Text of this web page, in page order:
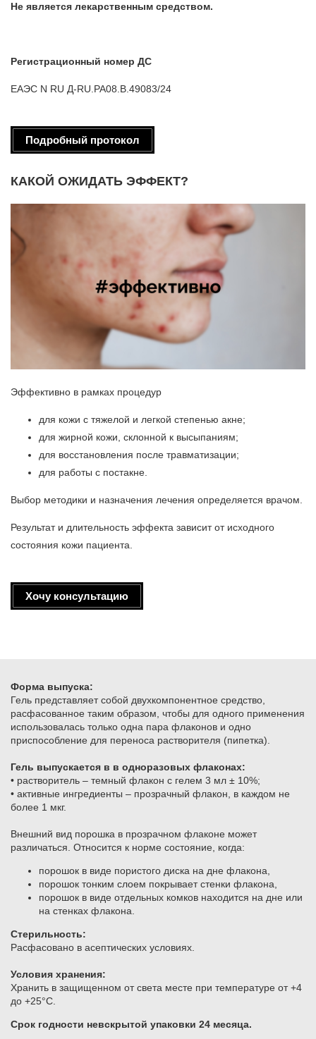
Не является лекарственным средством.
Регистрационный номер ДС
ЕАЭС N RU Д-RU.РА08.В.49083/24
Подробный протокол
КАКОЙ ОЖИДАТЬ ЭФФЕКТ?
Эффективно в рамках процедур
для кожи с тяжелой и легкой степенью акне;
для жирной кожи, склонной к высыпаниям;
для восстановления после травматизации;
для работы с постакне.
Выбор методики и назначения лечения определяется врачом.
Результат и длительность эффекта зависит от исходного
состояния кожи пациента.
Хочу консультацию
Форма выпуска:
​Гель представляет собой двухкомпонентное средство,
расфасованное таким образом, чтобы для одного применения
использовалась только одна пара флаконов и одно
приспособление для переноса растворителя (пипетка).
Гель выпускается в в одноразовых флаконах:
• растворитель – темный флакон с гелем 3 мл ± 10%;
• активные ингредиенты – прозрачный флакон, в каждом не
более 1 мкг.
Внешний вид порошка в прозрачном флаконе может
различаться. Относится к норме состояние, когда:
порошок в виде пористого диска на дне флакона,
порошок тонким слоем покрывает стенки флакона,
порошок в виде отдельных комков находится на дне или
на стенках флакона.
Стерильность:
Расфасовано в асептических условиях.
Условия хранения:
​Хранить в защищенном от света месте при температуре от +4
до +25°С.
Срок годности невскрытой упаковки 24 месяца.